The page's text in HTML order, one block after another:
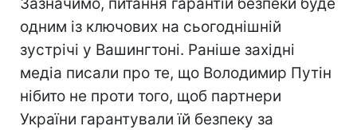
Зазначимо, питання гарантій безпеки буде
одним із ключових на сьогоднішній
зустрічі у Вашингтоні. Раніше західні
медіа писали про те, що Володимир Путін
нібито не проти того, щоб партнери
України гарантували їй безпеку за